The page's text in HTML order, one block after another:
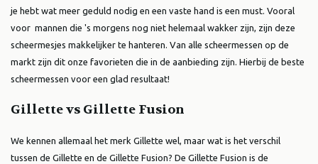
je hebt wat meer geduld nodig en een vaste hand is een must. Vooral
voor mannen die 's morgens nog niet helemaal wakker zijn, zijn deze
scheermesjes makkelijker te hanteren. Van alle scheermessen op de
markt zijn dit onze favorieten die in de aanbieding zijn. Hierbij de beste
scheermessen voor een glad resultaat!
Gillette vs Gillette Fusion
We kennen allemaal het merk Gillette wel, maar wat is het verschil
tussen de Gillette en de Gillette Fusion? De Gillette Fusion is de